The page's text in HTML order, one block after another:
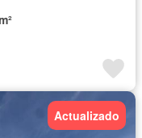
Actualizado